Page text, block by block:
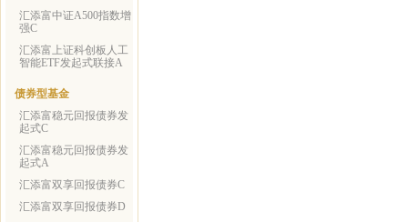
汇添富中证A500指数增
强C
汇添富上证科创板人工
智能ETF发起式联接A
债券型基金
汇添富稳元回报债券发
起式C
汇添富稳元回报债券发
起式A
汇添富双享回报债券C
汇添富双享回报债券D